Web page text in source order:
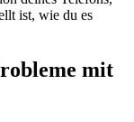
ist, wie du es
mit